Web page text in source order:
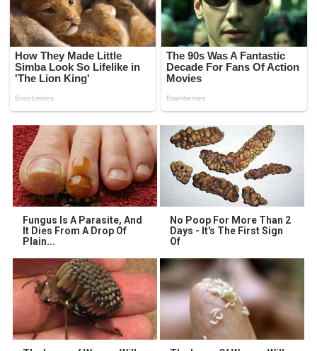
Fungus Is A Parasite, And
It Dies From A Drop Of
Plain...
No Poop For More Than 2
Days - It's The First Sign
Of